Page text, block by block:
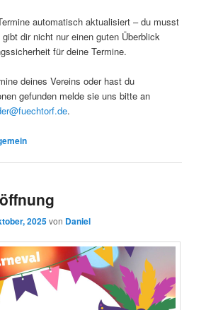
automatisch aktualisiert – du musst
dir nicht nur einen guten Überblick
für deine Termine.
deines Vereins oder hast du
gefunden melde sie uns bitte an
.
2025von Daniel